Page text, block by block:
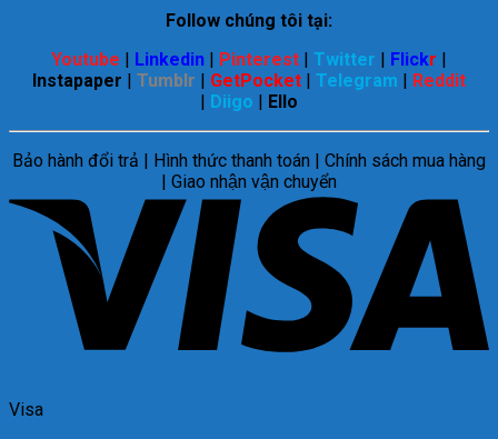
Follow chúng tôi tại:
Youtube
Linkedin Pinterest Twitter Flickr
Instapaper
Tumblr GetPocket Telegram
Reddit
Diigo Ello
Bảo hành đổi trả | Hình thức thanh toán | Chính sách mua hàng
| Giao nhận vận chuyển
Visa